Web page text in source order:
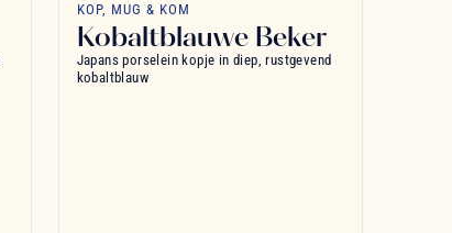
KOP, MUG & KOM
Kobaltblauwe Beker
Japans porselein kopje in diep, rustgevend
kobaltblauw